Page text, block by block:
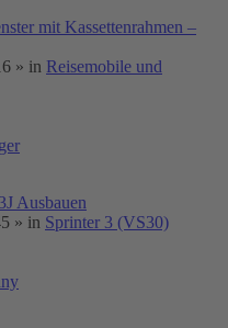
mit Kassettenrahmen –
» in Reisemobile und
Ausbauen
» in Sprinter 3 (VS30)